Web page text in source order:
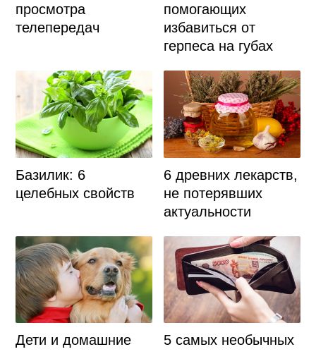
просмотра
телепередач
помогающих
избавиться от
герпеса на губах
Базилик: 6
целебных свойств
6 древних лекарств,
не потерявших
актуальности
Дети и домашние
5 самых необычных